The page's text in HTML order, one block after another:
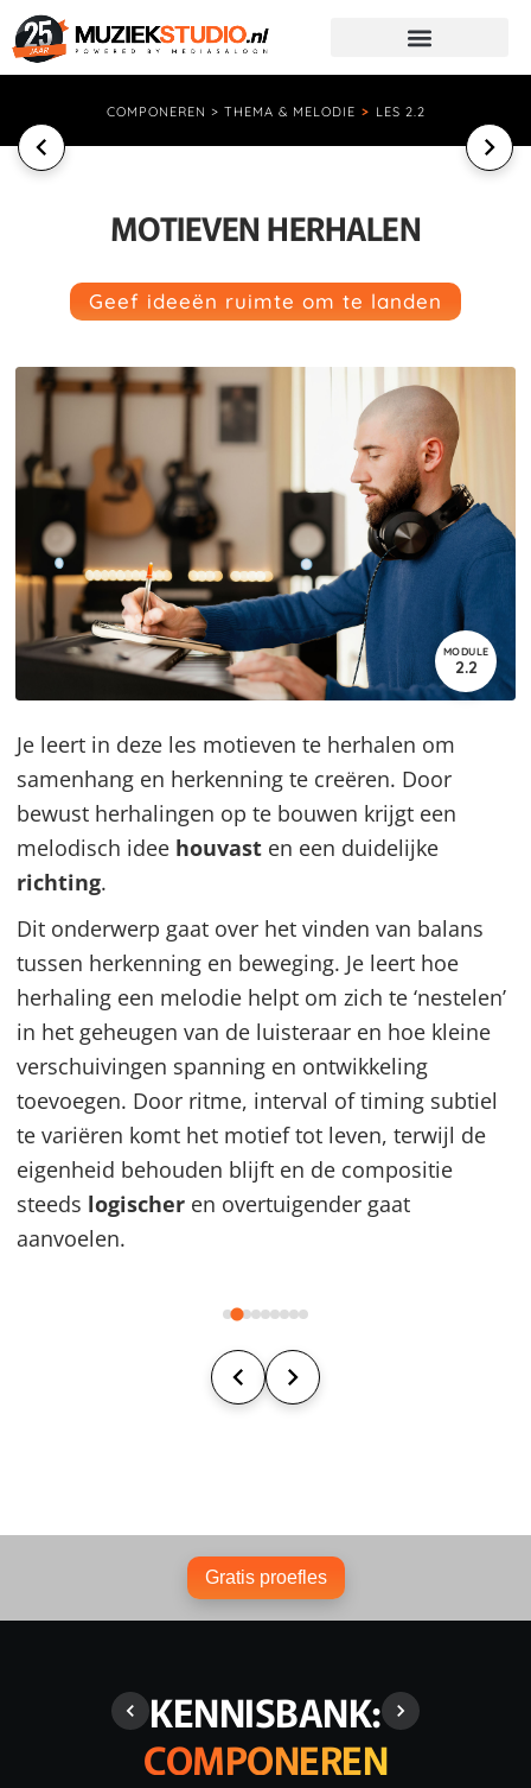
COMPONEREN > THEMA & MELODIE > LES 2.2
MOTIEVEN HERHALEN
Geef ideeën ruimte om te landen
Je leert in deze les motieven te herhalen om
samenhang en herkenning te creëren. Door
bewust herhalingen op te bouwen krijgt een
melodisch idee houvast en een duidelijke
richting.
Dit onderwerp gaat over het vinden van balans
tussen herkenning en beweging. Je leert hoe
herhaling een melodie helpt om zich te ‘nestelen’
in het geheugen van de luisteraar en hoe kleine
verschuivingen spanning en ontwikkeling
toevoegen. Door ritme, interval of timing subtiel
te variëren komt het motief tot leven, terwijl de
eigenheid behouden blijft en de compositie
steeds logischer en overtuigender gaat
aanvoelen.
MODULE
2.2
Gratis proefles
KENNISBANK:
COMPONEREN